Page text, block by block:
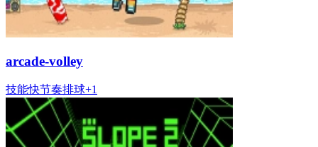
arcade-volley
技能快节奏排球+1